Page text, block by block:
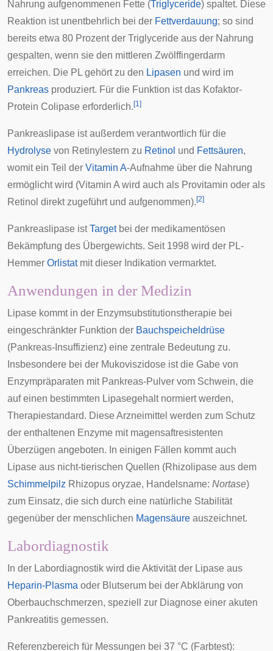
Nahrung aufgenommenen Fette (Triglyceride) spaltet. Diese
Reaktion ist unentbehrlich bei der Fettverdauung; so sind
bereits etwa 80 Prozent der Triglyceride aus der Nahrung
gespalten, wenn sie den mittleren Zwölffingerdarm
erreichen. Die PL gehört zu den Lipasen und wird im
Pankreas produziert. Für die Funktion ist das Kofaktor-
Protein Colipase erforderlich. [1]
Pankreaslipase ist außerdem verantwortlich für die
Hydrolyse von Retinylestern zu Retinol und Fettsäuren,
womit ein Teil der Vitamin A-Aufnahme über die Nahrung
ermöglicht wird (Vitamin A wird auch als Provitamin oder als
Retinol direkt zugeführt und aufgenommen). [2]
Pankreaslipase istTargetbei der medikamentösen
Bekämpfung des Übergewichts. Seit 1998 wird der PL-
Hemmer Orlistatmit dieser Indikation vermarktet.
Anwendungen in der Medizin
Lipase kommt in der Enzymsubstitutionstherapie bei
eingeschränkter Funktion der Bauchspeicheldrüse
(Pankreas-Insuffizienz) eine zentrale Bedeutung zu.
Insbesondere bei der Mukoviszidose ist die Gabe von
Enzympräparaten mit Pankreas-Pulver vom Schwein, die
auf einen bestimmten Lipasegehalt normiert werden,
Therapiestandard. Diese Arzneimittel werden zum Schutz
der enthaltenen Enzyme mit magensaftresistenten
Überzügen angeboten. In einigen Fällen kommt auch
Lipase aus nicht-tierischen Quellen (Rhizolipase aus dem
Schimmelpilz Rhizopus oryzae, Handelsname: Nortase)
zum Einsatz, die sich durch eine natürliche Stabilität
gegenüber der menschlichen Magensäure auszeichnet.
Labordiagnostik
In der Labordiagnostik wird die Aktivität der Lipase aus
Heparin-Plasma oder Blutserum bei der Abklärung von
Oberbauchschmerzen, speziell zur Diagnose einer akuten
Pankreatitis gemessen.
Referenzbereich für Messungen bei 37 °C (Farbtest):